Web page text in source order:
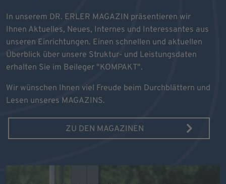
In unserem DR. ERLER MAGAZIN präsentieren wir
Ihnen Aktuelles, Neues, Internes und Interessantes aus
unseren Einrichtungen. Einen schnellen und aktuellen
Überblick über unsere Struktur- und Leistungsdaten
erhalten Sie im Beileger "KOMPAKT".
Wir wünschen Ihnen viel Freude beim Durchblättern und
Lesen unseres MAGAZINS.
ZU DEN MAGAZINEN